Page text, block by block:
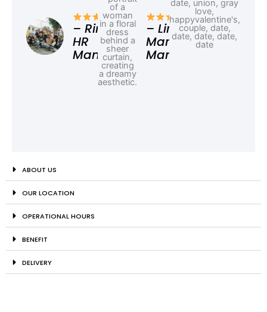
– Rina,
HR
Manager
– Linda,
Marketing
Manager
ABOUT US
OUR LOCATION
OPERATIONAL HOURS
BENEFIT
DELIVERY